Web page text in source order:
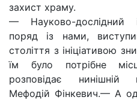
захист храму.
— Науково-дослідний
поряд із нами,
століття з ініціативою
їм було потрібне
розповідає нинішній
Мефодій Фінкевич.— А